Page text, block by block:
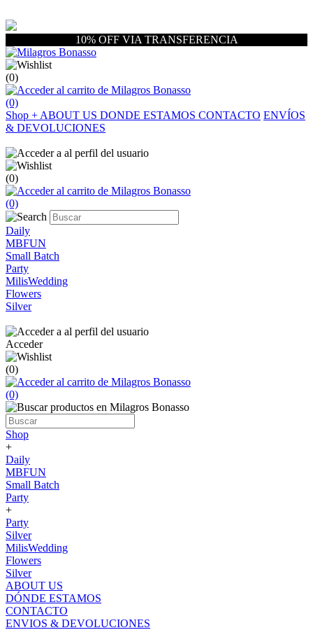
10% OFF VIA TRANSFERENCIA
(0)
(0)
Shop + ABOUT US DONDE ESTAMOS CONTACTO ENVÍOS
& DEVOLUCIONES
(0)
(0)
Daily
MBFUN
Small Batch
Party
MilisWedding
Flowers
Silver
Acceder
(0)
(0)
Shop
+
Daily
MBFUN
Small Batch
Party
+
Party
Silver
MilisWedding
Flowers
Silver
ABOUT US
DÓNDE ESTAMOS
CONTACTO
ENVIOS & DEVOLUCIONES